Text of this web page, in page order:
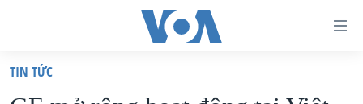
truy
TIN TỨC